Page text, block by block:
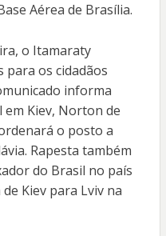
Aérea de Brasília.
o Itamaraty
os cidadãos
informa
Kiev, Norton de
o posto a
Rapesta também
do Brasil no país
Kiev para Lviv na